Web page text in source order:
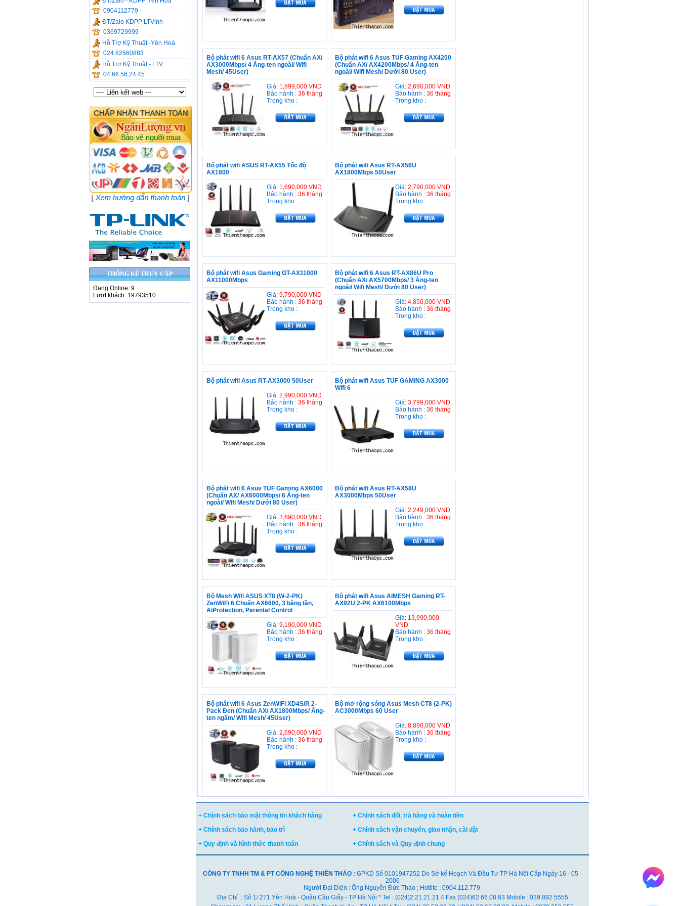
0904112779
ĐT/Zalo KDPP LTVinh
0369729999
Hỗ Trợ Kỹ Thuật -Yên Hoà
024.62660883
Hỗ Trợ Kỹ Thuật - LTV
04.66.56.24.45
THỐNG KÊ TRUY CẬP
Đang Online: 9
Lượt khách: 19793510
Bộ phát wifi 6 Asus RT-AX57 (Chuẩn AX/
AX3000Mbps/ 4 Ăng-ten ngoài/ Wifi
Mesh/ 45User)
Giá: 1,899,000 VND
Bảo hành : 36 tháng
Trong kho :
Bộ phát wifi 6 Asus TUF Gaming AX4200
(Chuẩn AX/ AX4200Mbps/ 4 Ăng-ten
ngoài/ Wifi Mesh/ Dưới 80 User)
Giá: 2,690,000 VND
Bảo hành : 36 tháng
Trong kho :
Bộ phát wifi ASUS RT-AX55 Tốc độ
AX1800
Giá: 1,690,000 VND
Bảo hành : 36 tháng
Trong kho :
Bộ phát wifi Asus RT-AX56U
AX1800Mbps 50User
Giá: 2,790,000 VND
Bảo hành : 36 tháng
Trong kho :
Bộ phát wifi Asus Gaming GT-AX11000
AX11000Mbps
Giá: 9,790,000 VND
Bảo hành : 36 tháng
Trong kho :
Bộ phát wifi 6 Asus RT-AX86U Pro
(Chuẩn AX/ AX5700Mbps/ 3 Ăng-ten
ngoài/ Wifi Mesh/ Dưới 80 User)
Giá: 4,850,000 VND
Bảo hành : 36 tháng
Trong kho :
Bộ phát wifi Asus RT-AX3000 50User
Giá: 2,990,000 VND
Bảo hành : 36 tháng
Trong kho :
Bộ phát wifi Asus TUF GAMING AX3000
Wifi 6
Giá: 3,799,000 VND
Bảo hành : 36 tháng
Trong kho :
Bộ phát wifi 6 Asus TUF Gaming AX6000
(Chuẩn AX/ AX6000Mbps/ 6 Ăng-ten
ngoài/ Wifi Mesh/ Dưới 80 User)
Giá: 3,690,000 VND
Bảo hành : 36 tháng
Trong kho :
Bộ phát wifi Asus RT-AX58U
AX3000Mbps 50User
Giá: 2,249,000 VND
Bảo hành : 36 tháng
Trong kho :
Bộ Mesh Wifi ASUS XT8 (W-2-PK)
ZenWiFi 6 Chuẩn AX6600, 3 băng tần,
AiProtection, Parental Control
Giá: 9,190,000 VND
Bảo hành : 36 tháng
Trong kho :
Bộ phát wifi Asus AIMESH Gaming RT-
AX92U 2-PK AX6100Mbps
Giá: 13,990,000
VND
Bảo hành : 36 tháng
Trong kho :
Bộ phát wifi 6 Asus ZenWiFi XD4S/R 2-
Pack Đen (Chuẩn AX/ AX1800Mbps/ Ăng-
ten ngầm/ Wifi Mesh/ 45User)
Giá: 2,690,000 VND
Bảo hành : 36 tháng
Trong kho :
Bộ mở rộng sóng Asus Mesh CT8 (2-PK)
AC3000Mbps 60 User
Giá: 8,890,000 VND
Bảo hành : 36 tháng
Trong kho :
+ Chính sách bảo mật thông tin khách hàng
+ Chính sách đổi, trả hàng và hoàn tiền
+ Chính sách bảo hành, bảo trì
+ Chính sách vận chuyển, giao nhận, cài đặt
+ Quy định và hình thức thanh toán
+ Chính sách và Quy định chung
CÔNG TY TNHH TM & PT CÔNG NGHỆ THIÊN THẢO : GPKD Số 0101947252 Do Sở kế Hoạch Và Đầu Tư TP Hà Nội Cấp Ngày 16 - 05 -
2006
Người Đại Diện : Ông Nguyễn Đức Thảo ; Hotlite : 0904.112.779
Địa Chỉ : Số 1/ 271 Yên Hoà - Quận Cầu Giấy - TP Hà Nội * Tel : (024)2.21.21.21.4 Fax (024)62.66.08.83 Mobile : 039.892.5555